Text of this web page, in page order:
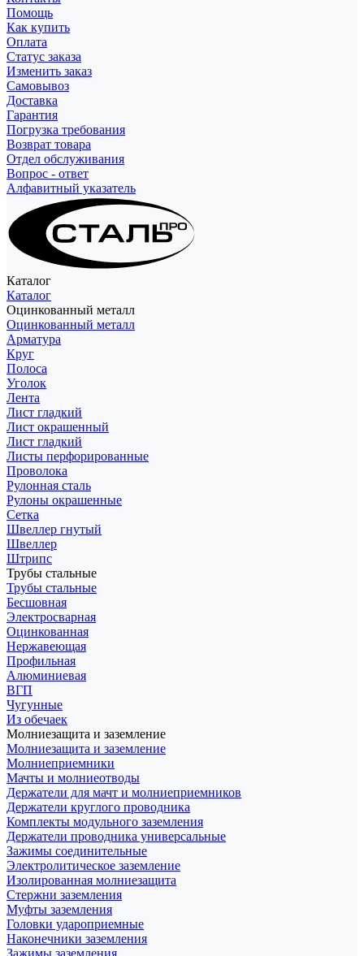
Помощь
Как купить
Оплата
Статус заказа
Изменить заказ
Самовывоз
Доставка
Гарантия
Погрузка требования
Возврат товара
Отдел обслуживания
Вопрос - ответ
Алфавитный указатель
Каталог
Каталог
Оцинкованный металл
Оцинкованный металл
Арматура
Круг
Полоса
Уголок
Лента
Лист гладкий
Лист окрашенный
Лист гладкий
Листы перфорированные
Проволока
Рулонная сталь
Рулоны окрашенные
Сетка
Швеллер гнутый
Швеллер
Штрипс
Трубы стальные
Трубы стальные
Бесшовная
Электросварная
Оцинкованная
Нержавеющая
Профильная
Алюминиевая
ВГП
Чугунные
Из обечаек
Молниезащита и заземление
Молниезащита и заземление
Молниеприемники
Мачты и молниеотводы
Держатели для мачт и молниеприемников
Держатели круглого проводника
Комплекты модульного заземления
Держатели проводника универсальные
Зажимы соединительные
Электролитическое заземление
Изолированная молниезащита
Стержни заземления
Муфты заземления
Головки удароприемные
Наконечники заземления
Зажимы заземления